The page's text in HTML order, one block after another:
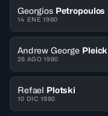
Georgios Petropoulos
14 ENE 1980
Andrew George Pleick
26 AGO 1980
Refael Plotski
10 DIC 1980